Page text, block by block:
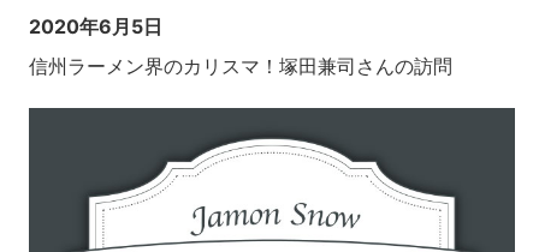
2020年6月5日
信州ラーメン界のカリスマ！塚田兼司さんの訪問